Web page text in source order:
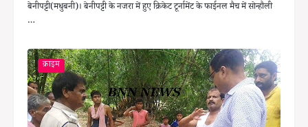
बेनीपट्टी(मधुबनी)। बेनीपट्टी के नजरा में हुए क्रिकेट टूर्नामेंट के फाईनल मैच में सोन्हौली
…
क्राइम